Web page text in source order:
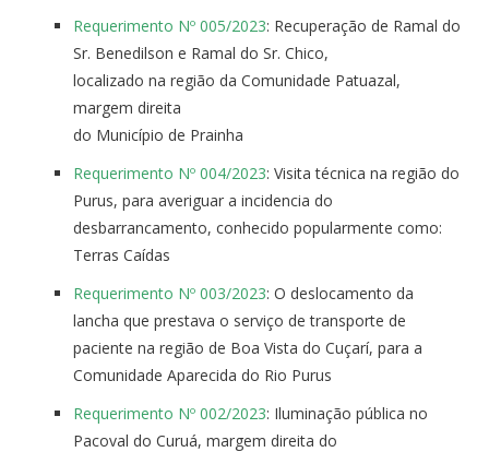
Requerimento Nº 005/2023: Recuperação de Ramal do
Sr. Benedilson e Ramal do Sr. Chico,
localizado na região da Comunidade Patuazal,
margem direita
do Município de Prainha
Requerimento Nº 004/2023: Visita técnica na região do
Purus, para averiguar a incidencia do
desbarrancamento, conhecido popularmente como:
Terras Caídas
Requerimento Nº 003/2023: O deslocamento da
lancha que prestava o serviço de transporte de
paciente na região de Boa Vista do Cuçarí, para a
Comunidade Aparecida do Rio Purus
Requerimento Nº 002/2023: Iluminação pública no
Pacoval do Curuá, margem direita do